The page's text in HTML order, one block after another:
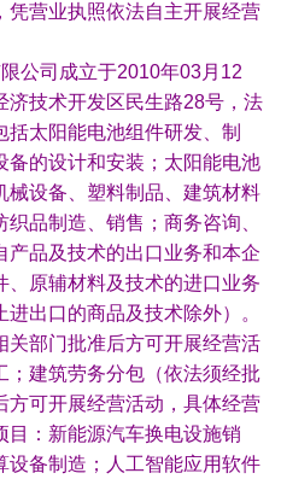
凭营业执照依法自主开展经营
公司成立于2010年03月12
济技术开发区民生路28号，法
太阳能电池组件研发、制
备的设计和安装；太阳能电池
械设备、塑料制品、建筑材料
品制造、销售；商务咨询、
品及技术的出口业务和本企
、原辅材料及技术的进口业务
进出口的商品及技术除外）。
关部门批准后方可开展经营活
；建筑劳务分包（依法须经批
方可开展经营活动，具体经营
目：新能源汽车换电设施销
设备制造；人工智能应用软件